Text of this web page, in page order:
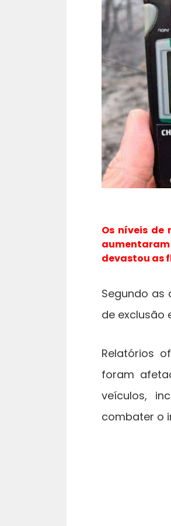
Os níveis de
devastou as
Segundo as
de exclusão
Relatórios
foram
veículos,
combater o